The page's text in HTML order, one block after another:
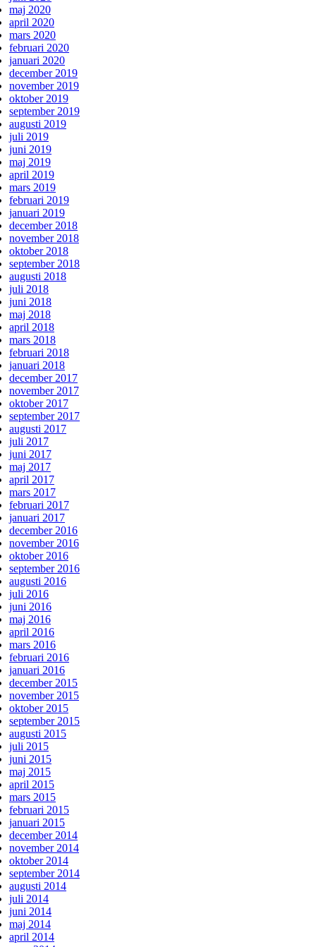
maj 2020
april 2020
mars 2020
februari 2020
januari 2020
december 2019
november 2019
oktober 2019
september 2019
augusti 2019
juli 2019
juni 2019
maj 2019
april 2019
mars 2019
februari 2019
januari 2019
december 2018
november 2018
oktober 2018
september 2018
augusti 2018
juli 2018
juni 2018
maj 2018
april 2018
mars 2018
februari 2018
januari 2018
december 2017
november 2017
oktober 2017
september 2017
augusti 2017
juli 2017
juni 2017
maj 2017
april 2017
mars 2017
februari 2017
januari 2017
december 2016
november 2016
oktober 2016
september 2016
augusti 2016
juli 2016
juni 2016
maj 2016
april 2016
mars 2016
februari 2016
januari 2016
december 2015
november 2015
oktober 2015
september 2015
augusti 2015
juli 2015
juni 2015
maj 2015
april 2015
mars 2015
februari 2015
januari 2015
december 2014
november 2014
oktober 2014
september 2014
augusti 2014
juli 2014
juni 2014
maj 2014
april 2014